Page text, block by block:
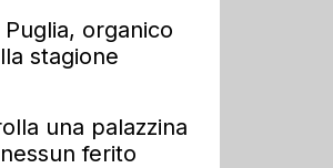
organico
stagione
una palazzina
ferito